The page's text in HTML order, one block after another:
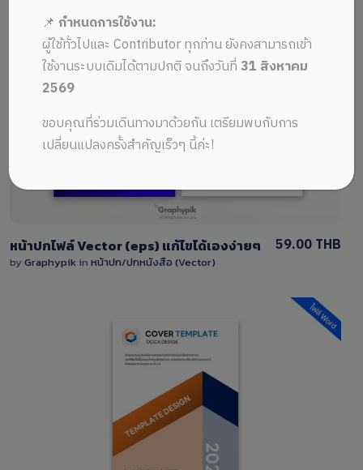
0 Sale
หน้าปกไฟล์ Vector (eps) แก้ไขได้เองง่ายๆ
by Graphypik in หน้าปก/ปกหนังสือ (Vector)
59.00 THB
View Details
0 Sale
📌กำหนดการใช้งาน:
ผู้ใช้ทั่วไปและ Contributor ทุกท่าน ยังคงสามารถเข้า
ใช้งานระบบเดิมได้ตามปกติ จนถึงวันที่ 31 สิงหาคม
2569
ขอบคุณที่ร่วมเดินทางมาด้วยกัน เตรียมพบกับการ
เปลี่ยนแปลงครั้งสำคัญเร็วๆ นี้ค่ะ!